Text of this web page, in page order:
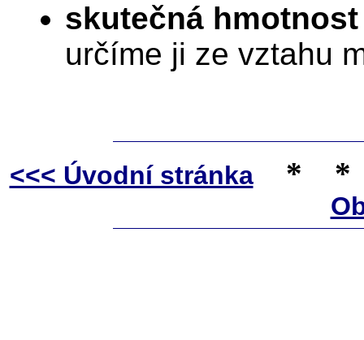
skutečná
určíme ji ze vztahu
<<< Úvodní stránka * *